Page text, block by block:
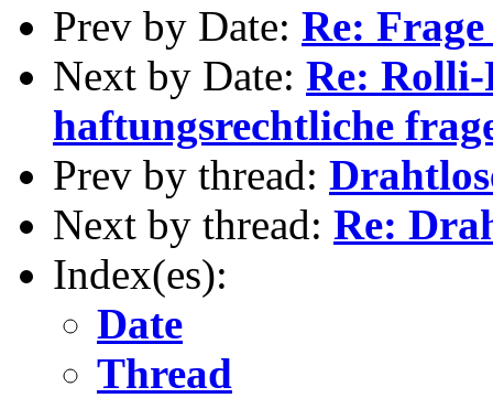
Prev by Date: Re:
Next by Date: Re:
haftungsrechtliche
Prev by thread:
Next by thread: Re:
Index(es):
Date
Thread